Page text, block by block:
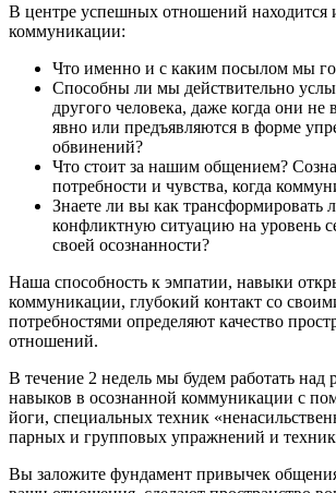
В центре успешных отношений находится
коммуникации:
Что именно и с каким посылом мы
Способны ли мы действительно
другого человека, даже когда они не
явно или предъявляются в форме
обвинений?
Что стоит за нашим общением?
потребности и чувства, когда
Знаете ли вы как трансформировать
конфликтную ситуацию на уровень
своей осознанности?
Наша способность к эмпатии, навыки
коммуникации, глубокий контакт со
потребностями определяют качество
отношений.
В течение 2 недель мы будем работать над
навыков в осознанной коммуникации с
йоги, специальных техник
парных и групповых упражнений и
Вы заложите фундамент привычек